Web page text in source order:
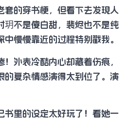
套的穿书梗，但看下去发现人
玥不是傻白甜，裴烬也不是纯
慢慢靠近的过程特别戳我。
外表冷酷内心却藏着伤痕，
的复杂情感演得太到位了。演
书里的设定太好玩了！看她一